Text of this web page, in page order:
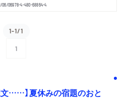
06/06978-4-480-68864-4
1-1/1
1
文……】夏休みの宿題のおと